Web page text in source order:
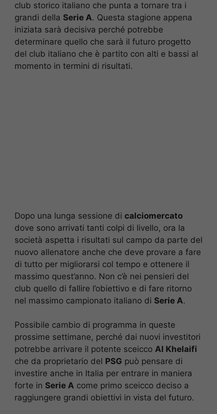
club storico italiano che punta a tornare tra i
grandi della Serie A. Questa stagione appena
iniziata sarà decisiva perché potrebbe
determinare quello che sarà il futuro progetto
del club italiano che è partito con alti e bassi al
momento in termini di risultati.
Dopo una lunga sessione di calciomercato
dove sono arrivati tanti colpi di livello, ora la
società aspetta i risultati sul campo da parte del
nuovo allenatore anche che deve provare a fare
di tutto per migliorarsi col tempo e ottenere il
massimo quest’anno. Non c’è nei pensieri del
club quello di fallire l’obiettivo e di fare ritorno
nel massimo campionato italiano di Serie A.
Possibile cambio di programma in queste
prossime settimane, perché dai nuovi investitori
potrebbe arrivare il potente sceicco Al Khelaifi
che da proprietario del PSG può pensare di
investire anche in Italia per entrare in maniera
forte in Serie A come primo sceicco deciso a
raggiungere grandi obiettivi in vista del futuro.